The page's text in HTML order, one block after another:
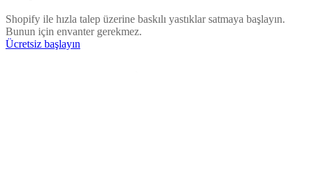
Shopify ile hızla talep üzerine baskılı yastıklar satmaya başlayın.
Bunun için envanter gerekmez.
Ücretsiz başlayın